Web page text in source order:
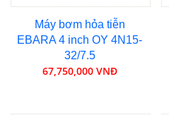
Máy bơm hỏa tiễn
EBARA 4 inch OY 4N15-
32/7.5
67,750,000 VNĐ